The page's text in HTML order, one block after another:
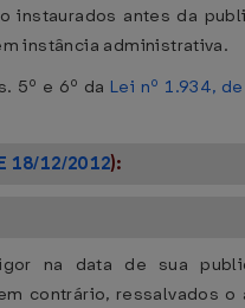
instaurados antes da
instância administrativa.
5º e 6º da Lei nº 1.934,
18/12/2012):
na data de sua
contrário, ressalvados o